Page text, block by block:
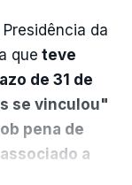
da
que teve
de 31 de
se vinculou"
pena de
a